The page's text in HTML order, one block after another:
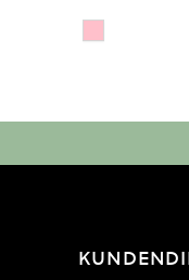
Colour
Grey Ridge